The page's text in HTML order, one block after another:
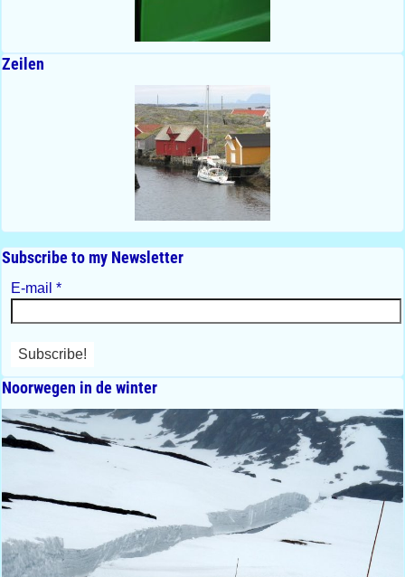
Zeilen
Subscribe to my Newsletter
E-mail *
Noorwegen in de winter